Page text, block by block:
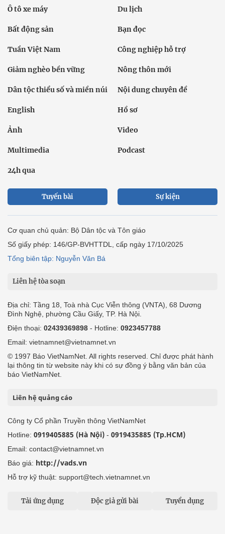
Ô tô xe máy Du lịch
Bất động sản Bạn đọc
Tuần Việt Nam Công nghiệp hỗ trợ
Giảm nghèo bền vững Nông thôn mới
Dân tộc thiểu số và miền núi Nội dung chuyên đề
English Hồ sơ
Ảnh Video
Multimedia Podcast
24h qua
Tuyến bài Sự kiện
Cơ quan chủ quản: Bộ Dân tộc và Tôn giáo
Số giấy phép: 146/GP-BVHTTDL, cấp ngày 17/10/2025
Tổng biên tập: Nguyễn Văn Bá
Liên hệ tòa soạn
Địa chỉ: Tầng 18, Toà nhà Cục Viễn thông (VNTA), 68 Dương
Đình Nghệ, phường Cầu Giấy, TP. Hà Nội.
Điện thoại: 02439369898 - Hotline: 0923457788
Email: vietnamnet@vietnamnet.vn
© 1997 Báo VietNamNet. All rights reserved. Chỉ được phát hành
lại thông tin từ website này khi có sự đồng ý bằng văn bản của
báo VietNamNet.
Liên hệ quảng cáo
Công ty Cổ phần Truyền thông VietNamNet
Hotline: 0919405885 (Hà Nội) - 0919435885 (Tp.HCM)
Email: contact@vietnamnet.vn
Báo giá: http://vads.vn
Hỗ trợ kỹ thuật: support@tech.vietnamnet.vn
Tải ứng dụng Độc giả gửi bài Tuyển dụng